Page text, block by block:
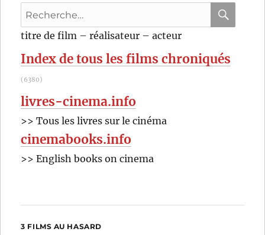
Recherche
pour
:
titre de film – réalisateur – acteur
Index de tous les films chroniqués
(6380)
livres-cinema.info
>> Tous les livres sur le cinéma
cinemabooks.info
>> English books on cinema
3 FILMS AU HASARD